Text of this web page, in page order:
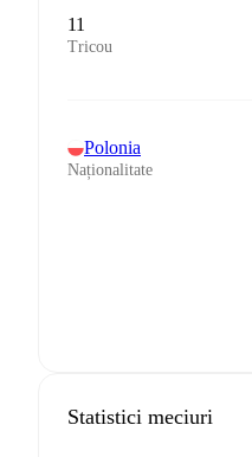
11
Tricou
Polonia
Naționalitate
Statistici meciuri